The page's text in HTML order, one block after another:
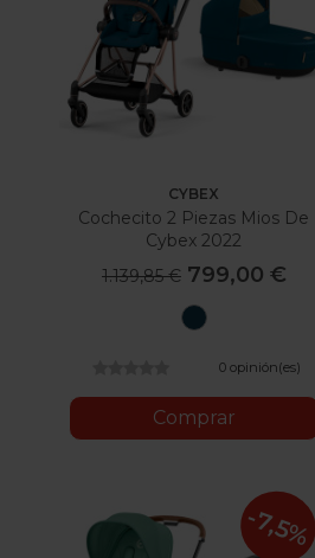
CYBEX
Cochecito 2 Piezas Mios De
Cybex 2022
1.139,85 € 799,00 €
Mountain
0 opinión(es)
Comprar
-7,5%